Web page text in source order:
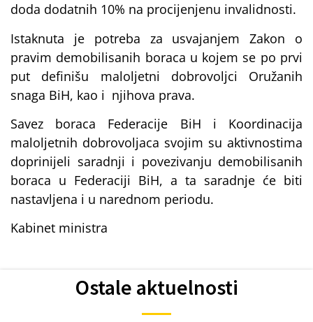
doda dodatnih 10% na procijenjenu invalidnosti.
Istaknuta je potreba za usvajanjem Zakon o
pravim demobilisanih boraca u kojem se po prvi
put definišu maloljetni dobrovoljci Oružanih
snaga BiH, kao i njihova prava.
Savez boraca Federacije BiH i Koordinacija
maloljetnih dobrovoljaca svojim su aktivnostima
doprinijeli saradnji i povezivanju demobilisanih
boraca u Federaciji BiH, a ta saradnje će biti
nastavljena i u narednom periodu.
Kabinet ministra
Ostale aktuelnosti